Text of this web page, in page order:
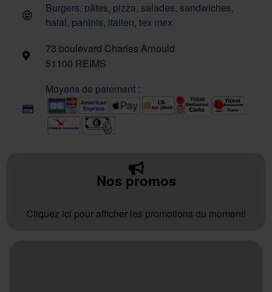
Burgers, pâtes, pizza, salades, sandwiches,
halal, paninis, italien, tex mex
73 boulevard Charles Arnould
51100 REIMS
Moyens de paiement :
Nos promos
Cliquez ici pour afficher les promotions du moment!